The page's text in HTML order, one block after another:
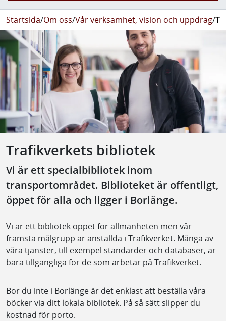
Startsida/Om oss/Vår verksamhet, vision och uppdrag/
Trafikverkets bibliotek
Vi är ett specialbibliotek inom
transportområdet. Biblioteket är offentligt,
öppet för alla och ligger i Borlänge.
Vi är ett bibliotek öppet för allmänheten men vår
främsta målgrupp är anställda i Trafikverket. Många av
våra tjänster, till exempel standarder och databaser, är
bara tillgängliga för de som arbetar på Trafikverket.
Bor du inte i Borlänge är det enklast att beställa våra
böcker via ditt lokala bibliotek. På så sätt slipper du
kostnad för porto.